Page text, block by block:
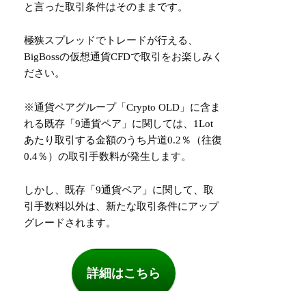
と言った取引条件はそのままです。
極狭スプレッドでトレードが行える、
BigBossの仮想通貨CFDで取引をお楽しみく
ださい。
※通貨ペアグループ「Crypto OLD」に含ま
れる既存「9通貨ペア」に関しては、1Lot
あたり取引する金額のうち片道0.2％（往復
0.4％）の取引手数料が発生します。
しかし、既存「9通貨ペア」に関して、取
引手数料以外は、新たな取引条件にアップ
グレードされます。
詳細はこちら